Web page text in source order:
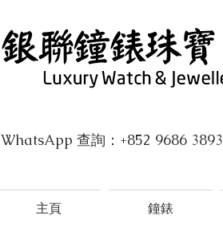
WhatsApp 查詢：+852 9686 3893
主頁 鐘錶